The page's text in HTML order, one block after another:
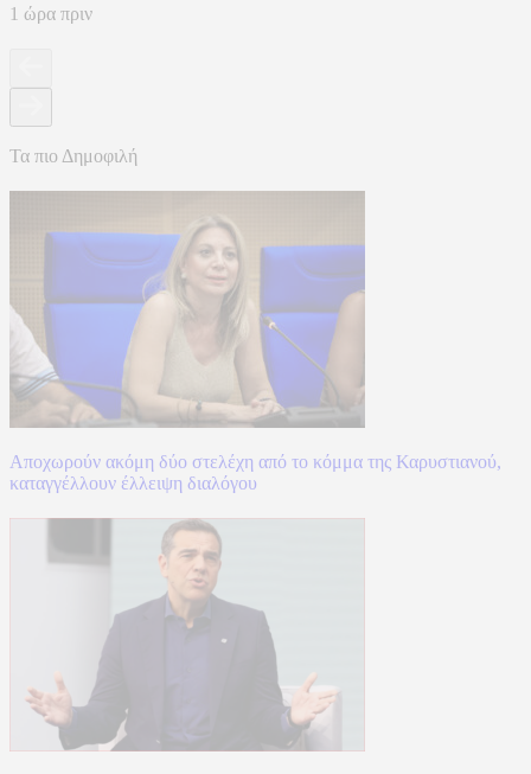
1 ώρα πριν
Τα πιο Δημοφιλή
Αποχωρούν ακόμη δύο στελέχη από το κόμμα της Καρυστιανού,
καταγγέλλουν έλλειψη διαλόγου